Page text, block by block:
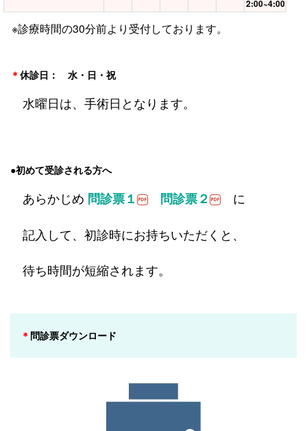
2:00~4:00
※診療時間の30分前より受付しております。
＊休診日： 水・日・祝
水曜日は、手術日となります。
●初めて受診される方へ
あらかじめ 問診票１ 問診票２ に
記入して、初診時にお持ちいただくと、
待ち時間が短縮されます。
＊ 問診票ダウンロード